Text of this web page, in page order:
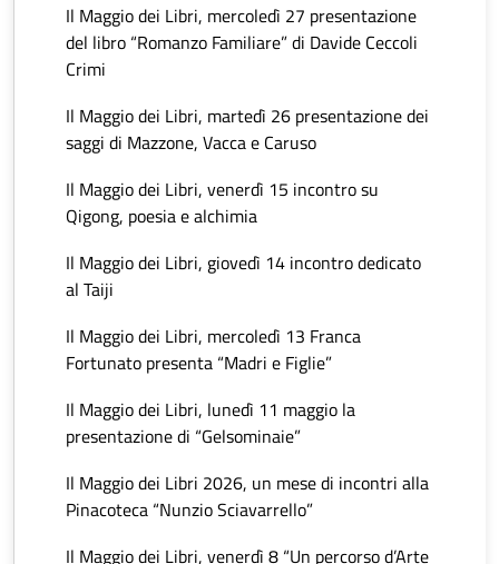
Il Maggio dei Libri, mercoledì 27 presentazione
del libro “Romanzo Familiare” di Davide Ceccoli
Crimi
Il Maggio dei Libri, martedì 26 presentazione dei
saggi di Mazzone, Vacca e Caruso
Il Maggio dei Libri, venerdì 15 incontro su
Qigong, poesia e alchimia
Il Maggio dei Libri, giovedì 14 incontro dedicato
al Taiji
Il Maggio dei Libri, mercoledì 13 Franca
Fortunato presenta “Madri e Figlie”
Il Maggio dei Libri, lunedì 11 maggio la
presentazione di “Gelsominaie”
Il Maggio dei Libri 2026, un mese di incontri alla
Pinacoteca “Nunzio Sciavarrello”
Il Maggio dei Libri, venerdì 8 “Un percorso d’Arte